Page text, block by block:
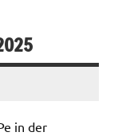
in der